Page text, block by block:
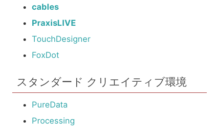
cables
PraxisLIVE
TouchDesigner
FoxDot
スタンダード クリエイティブ環境
PureData
Processing